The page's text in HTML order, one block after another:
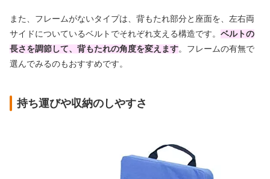
また、フレームがないタイプは、背もたれ部分と座面を、左右両
サイドについているベルトでそれぞれ支える構造です。 ベルトの
長さを調節して、背もたれの角度を変えます。フレームの有無で
選んでみるのもおすすめです。
持ち運びや収納のしやすさ